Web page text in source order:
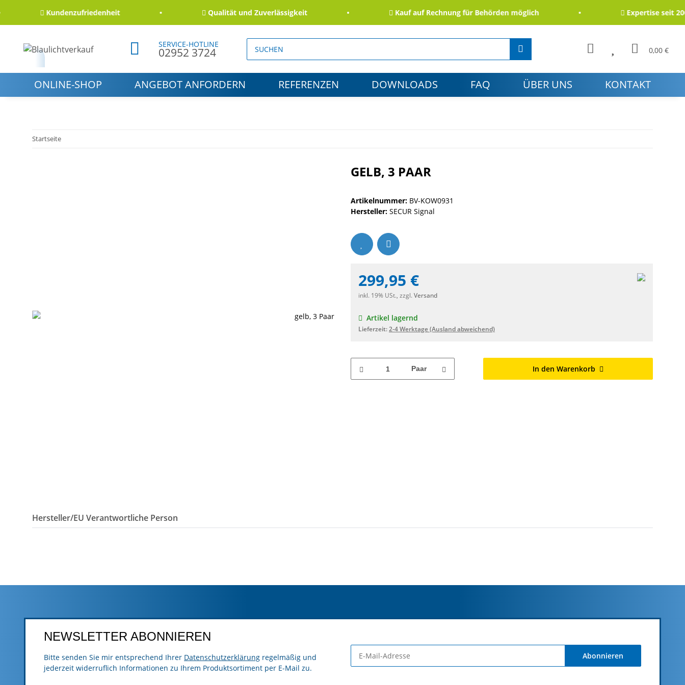
Kundenzufriedenheit Qualität und Zuverlässigkeit Kauf auf Rechnung für Behörden möglich Expertise seit 2006
SERVICE-HOTLINE
02952 3724 0,00 €
ONLINE-SHOP ANGEBOT ANFORDERN REFERENZEN DOWNLOADS FAQ ÜBER UNS KONTAKT
Startseite
GELB, 3 PAAR
Artikelnummer: BV-KOW0931
Hersteller: SECUR Signal
299,95 €
inkl. 19% USt., zzgl. Versand
Artikel lagernd
Lieferzeit:2-4 Werktage(Ausland abweichend)
Paar In den Warenkorb
Hersteller/EU Verantwortliche Person
NEWSLETTER ABONNIEREN
Bitte senden Sie mir entsprechend Ihrer Datenschutzerklärung regelmäßig und
jederzeit widerruflich Informationen zu Ihrem Produktsortiment per E-Mail zu.
Abonnieren